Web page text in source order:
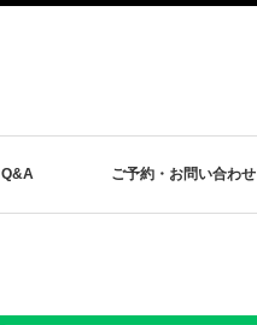
Q&A ご予約・お問い合わせ